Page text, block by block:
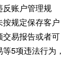
账户管理规
规定保存客户
易报告或者可
5项违法行为，